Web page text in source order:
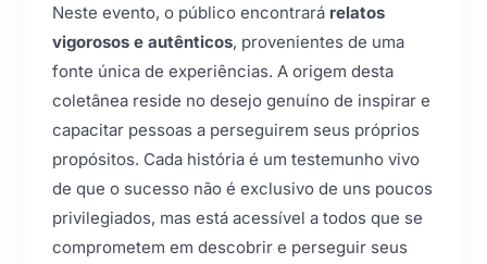
Neste evento, o público encontrará relatos
vigorosos e autênticos, provenientes de uma
fonte única de experiências. A origem desta
coletânea reside no desejo genuíno de inspirar e
capacitar pessoas a perseguirem seus próprios
propósitos. Cada história é um testemunho vivo
de que o sucesso não é exclusivo de uns poucos
privilegiados, mas está acessível a todos que se
comprometem em descobrir e perseguir seus